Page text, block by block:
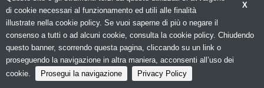
X
di cookie necessari al funzionamento ed utili alle finalità
illustrate nella cookie policy. Se vuoi saperne di più o negare il
consenso a tutti o ad alcuni cookie, consulta la cookie policy. Chiudendo
questo banner, scorrendo questa pagina, cliccando su un link o
proseguendo la navigazione in altra maniera, acconsenti all’uso dei
cookie.
Prosegui la navigazione Privacy Policy